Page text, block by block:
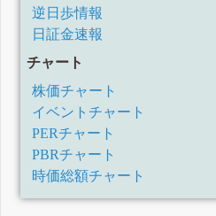
逆日歩情報
日証金速報
チャート
株価チャート
イベントチャート
PERチャート
PBRチャート
時価総額チャート